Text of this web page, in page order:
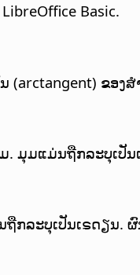
Basic.
(arctangent) ຂອງ
. ມຸມແມ່ນຖືກລະບຸເປັ
ກລະບຸເປັນເຣດຽນ.